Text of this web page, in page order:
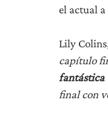
el actual a
Lily
capítulo
fantástica
final con